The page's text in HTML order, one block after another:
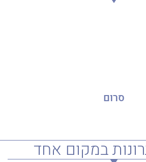
סרום
במקום אחד